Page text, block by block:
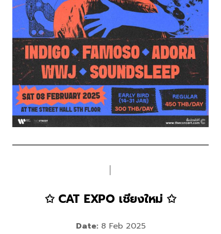
✩ CAT EXPO เชียงใหม่ ✩
Date:8 Feb 2025